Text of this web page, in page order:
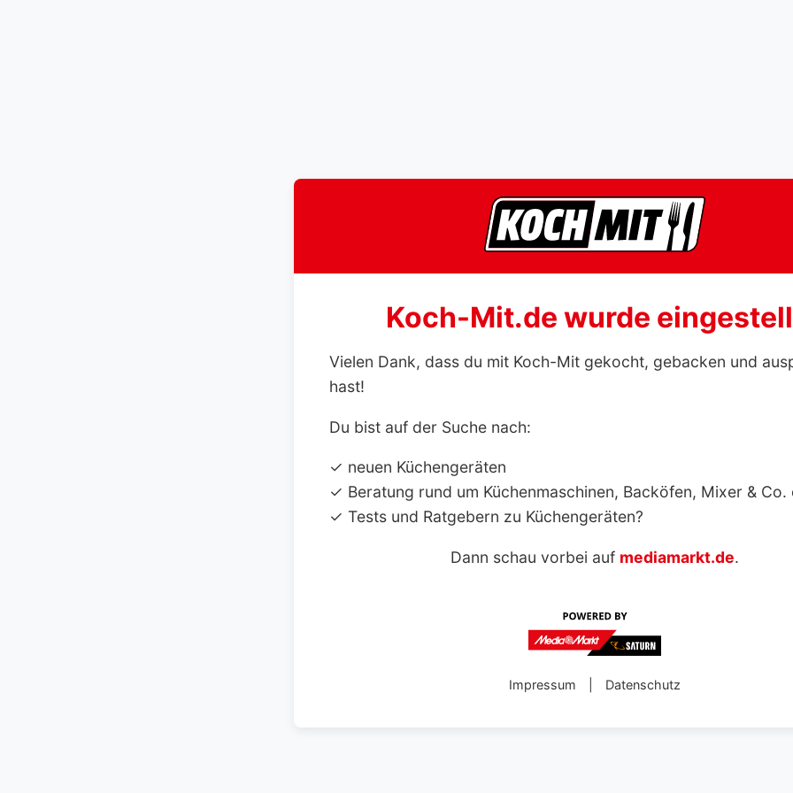
Koch-Mit.de wurde
Vielen Dank, dass du mit Koch-Mit gekocht, gebacken und
hast!
Du bist auf der Suche nach:
✓ neuen Küchengeräten
✓ Beratung rund um Küchenmaschinen, Backöfen, Mixer & Co.
✓ Tests und Ratgebern zu Küchengeräten?
Dann schau vorbei auf mediamarkt.de.
Impressum Datenschutz